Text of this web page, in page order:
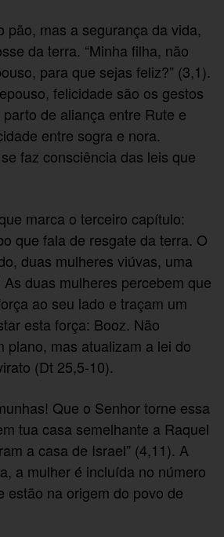
pão, mas a segurança da vida,
da terra. “Minha filha, não
para que sejas feliz?” (3,1).
felicidade são os gestos
de aliança entre Rute e
entre sogra e nora.
faz consciência das leis que
marca o terceiro capítulo:
que fala de resgate da terra. O
duas mulheres viúvas, uma
duas mulheres percebem que
ao seu lado e traçam um
esta força: Booz. Não
plano, mas atualizam a lei do
(Dt 25,5-10).
Que o Senhor torne essa
tua casa semelhante a Raquel
a casa de Israel” (4,11). A
a mulher é incluída no número
estão na origem do povo de